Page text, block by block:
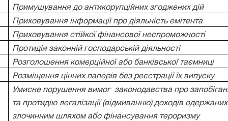
Примушування до антикорупційних згоджених дій
Приховування інформації про діяльність емітента
Приховування стійкої фінансової неспроможності
Протидія законній господарській діяльності
Розголошення комерційної або банківської таємниці
Розміщення цінних паперів без реєстрації їх випуску
Умисне порушення вимог
законодавства про
та протидію легалізації (відмиванню) доходів одержаних
злочинним шляхом або фінансування тероризму